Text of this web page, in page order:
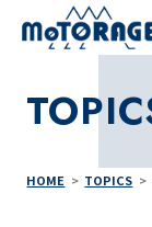
HOME TOPICS